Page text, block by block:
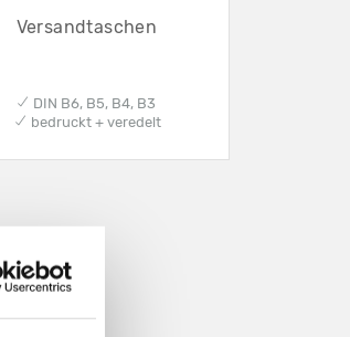
Versandtaschen
✔ DIN B6, B5, B4, B3
✔ bedruckt + veredelt